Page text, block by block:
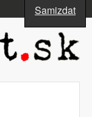
Samizdat